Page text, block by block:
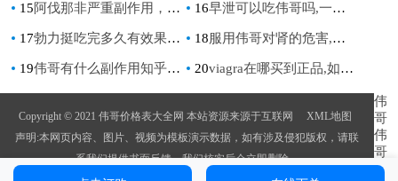
15阿伐那非严重副作用，你了解哪些风险？ 16早泄可以吃伟哥吗,一次说清效果,副作用和正确选择
17勃力挺吃完多久有效果,伟哥价格表大全 18服用伟哥对肾的危害,长期服用者需警惕的肾脏损伤信号及应对方法
19伟哥有什么副作用知乎,伟哥会引起哪些不良反应？——来自知乎的讨论 20viagra在哪买到正品,如何辨别真伪,购买指南
Copyright © 2021 伟哥价格表大全网 本站资源来源于互联网
XML地图
声明:本网页内容、图片、视频为模板演示数据，如有涉及侵犯版权，请联
系我们提供书面反馈，我们核实后会立即删除。
伟
哥
伟
哥
的